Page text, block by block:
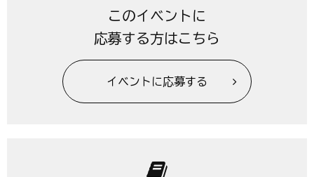
このイベントに
応募する方はこちら
イベントに応募する